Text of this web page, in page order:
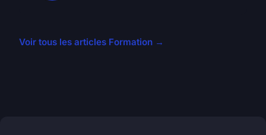
Voir tous les articles Formation →